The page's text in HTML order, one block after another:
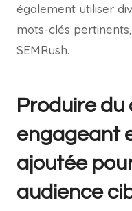
également utiliser
mots-clés
SEMRush.
Produire
engageant
ajoutée
audience